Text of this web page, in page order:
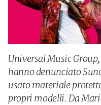
Universal Music
hanno denunciato
usato materiale
propri modelli. Da